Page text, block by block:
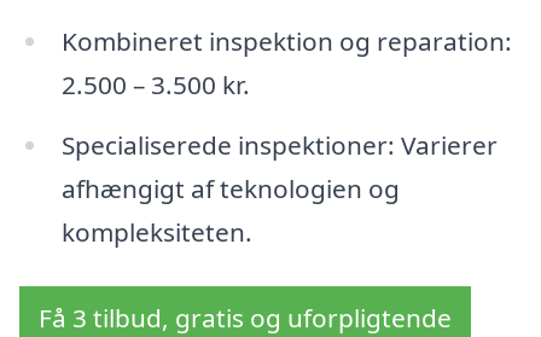
Kombineret inspektion og reparation:
2.500 – 3.500 kr.
Specialiserede inspektioner: Varierer
afhængigt af teknologien og
kompleksiteten.
Få 3 tilbud, gratis og uforpligtende